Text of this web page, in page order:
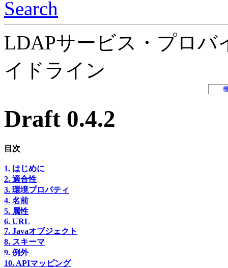
Search
LDAPサービス・プロバ
イドライン
Draft 0.4.2
目次
1. はじめに
2. 適合性
3. 環境プロパティ
4. 名前
5. 属性
6. URL
7. Javaオブジェクト
8. スキーマ
9. 例外
10. APIマッピング